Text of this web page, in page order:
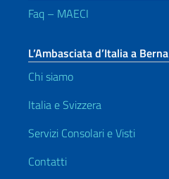
Faq – MAECI
L’Ambasciata d’Italia a Berna
Chi siamo
Italia e Svizzera
Servizi Consolari e Visti
Contatti